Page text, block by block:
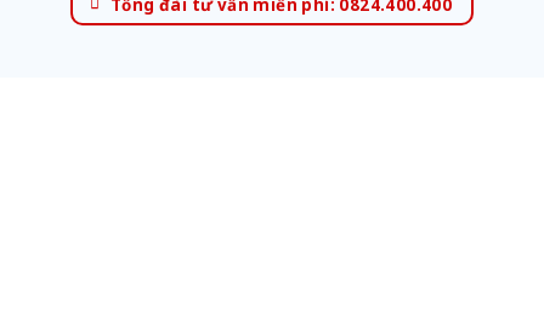
Tổng đài tư vấn miễn phí: 0824.400.400